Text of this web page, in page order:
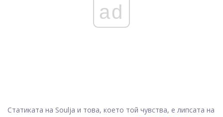
ad
Статиката на Soulja и това, което той чувства, е липсата на